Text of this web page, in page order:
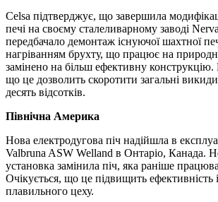
Celsa підтверджує, що завершила
печі на своєму сталеливарному заводі
передбачало демонтаж існуючої шахтної
нагріванням брухту, що працює на
замінено на більш ефективну конструкцію.
що це дозволить скоротити загальні
десять відсотків.
Північна Америка
Нова електродугова піч надійшла в
Valbruna ASW Welland в Онтаріо, Канада.
установка замінила піч, яка раніше
Очікується, що це підвищить ефективність
плавильного цеху.